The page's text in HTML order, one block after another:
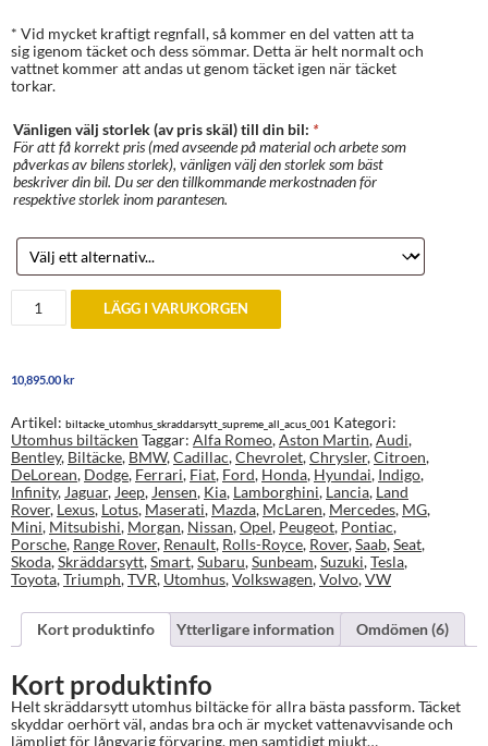
* Vid mycket kraftigt regnfall, så kommer en del vatten att ta
sig igenom täcket och dess sömmar. Detta är helt normalt och
vattnet kommer att andas ut genom täcket igen när täcket
torkar.
Vänligen välj storlek (av pris skäl) till din bil: *
För att få korrekt pris (med avseende på material och arbete som
påverkas av bilens storlek), vänligen välj den storlek som bäst
beskriver din bil. Du ser den tillkommande merkostnaden för
respektive storlek inom parantesen.
Skräddarsytt
Supreme
utomhus
LÄGG I VARUKORGEN
10,895.00kr
Artikel: biltacke_utomhus_skraddarsytt_supreme_all_acus_001 Kategori:
Utomhus biltäcken Taggar: Alfa Romeo,Aston Martin,Audi,
Bentley, Biltäcke, BMW,Cadillac,Chevrolet,Chrysler,Citroen,
DeLorean, Dodge, Ferrari, Fiat, Ford, Honda, Hyundai, Indigo,
Infinity, Jaguar, Jeep, Jensen, Kia, Lamborghini, Lancia, Land
Rover, Lexus, Lotus, Maserati, Mazda, McLaren, Mercedes, MG,
Mini, Mitsubishi, Morgan, Nissan,Opel, Peugeot, Pontiac,
Porsche, Range Rover, Renault, Rolls-Royce, Rover,Saab,Seat,
Skoda,Skräddarsytt,Smart,Subaru,Sunbeam,Suzuki,Tesla,
Toyota,Triumph,TVR, Utomhus,Volkswagen,Volvo,VW
Kort produktinfo Ytterligare information Omdömen (6)
Kort produktinfo
Helt skräddarsytt utomhus biltäcke för allra bästa passform. Täcket
skyddar oerhört väl, andas bra och är mycket vattenavvisande och
lämpligt för långvarig förvaring, men samtidigt mjukt…